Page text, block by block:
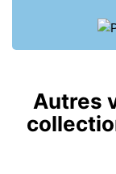
Autres